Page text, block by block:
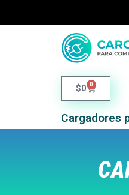
$0 0
Cargadores